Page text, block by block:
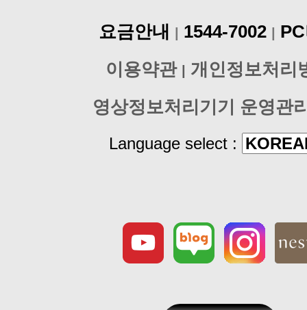
요금안내 | 1544-7002 |
이용약관 | 개인정보처리
영상정보처리기기 운영관
Language select :